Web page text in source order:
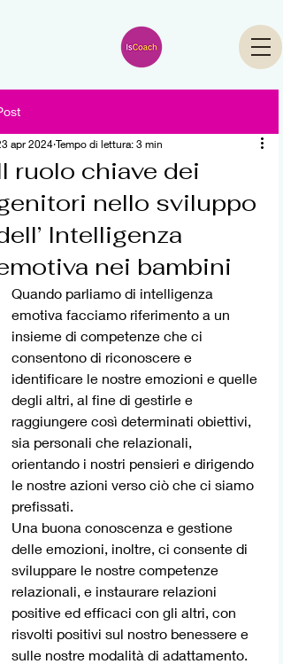
ruolo chiave dei
nello sviluppo
Intelligenza
nei bambini
apr 2024 Tempo di lettura: 3 min
Quando parliamo di intelligenza
emotiva facciamo riferimento a un
insieme di competenze che ci
consentono di riconoscere e
identificare le nostre emozioni e quelle
degli altri, al fine di gestirle e
raggiungere così determinati obiettivi,
sia personali che relazionali,
orientando i nostri pensieri e dirigendo
le nostre azioni verso ciò che ci siamo
prefissati.
Una buona conoscenza e gestione
delle emozioni, inoltre, ci consente di
sviluppare le nostre competenze
relazionali, e instaurare relazioni
positive ed efficaci con gli altri, con
risvolti positivi sul nostro benessere e
sulle nostre modalità di adattamento.